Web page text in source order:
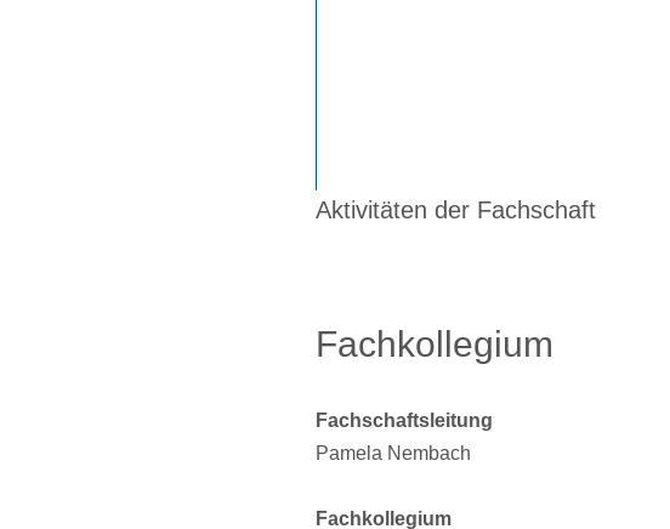
Aktivitäten der Fachschaft
Fachkollegium
Fachschaftsleitung
Pamela Nembach
Fachkollegium